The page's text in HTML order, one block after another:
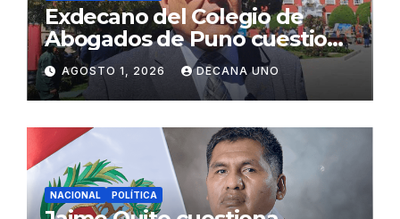
Exdecano del Colegio de
Abogados de Puno cuestiona
propuestas sobre seguridad
ciudadana
AGOSTO 1, 2026 DECANA UNO
NACIONAL POLÍTICA